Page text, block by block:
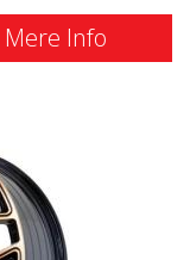
Mere Info